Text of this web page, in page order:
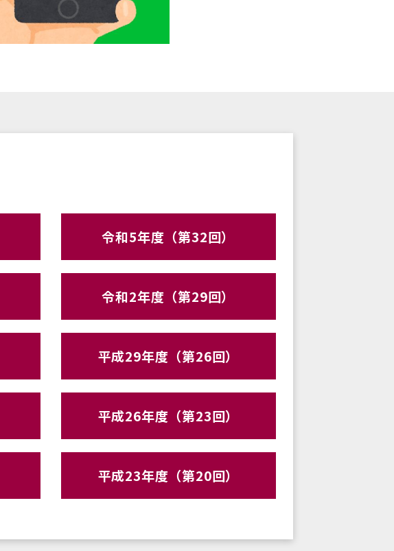
令和5年度（第32回）
令和2年度（第29回）
平成29年度（第26回）
平成26年度（第23回）
平成23年度（第20回）